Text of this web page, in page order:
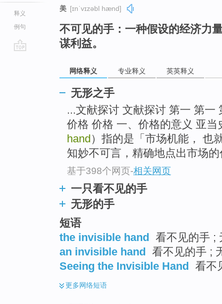
释义
例句
美 [ɪnˈvɪzəbl hænd]
不可见的手：一种假设的经济力
谋利益。
网络释义 专业释义 英英释义
无形之手
...文献探讨 文献探讨 第一 第一
价格 价格 一、价格的意义 亚当
hand ）指的是「市场机能， 也
知妙不可言，精确地点出市场
基于398个网页-相关网页
一只看不见的手
无形的手
短语
the invisible hand
看不见的手 ;
an invisible hand
看不见的手 ;
Seeing the Invisible Hand
看不
更多网络短语